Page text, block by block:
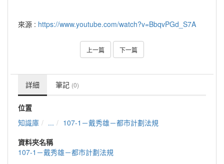
來源 : https://www.youtube.com/watch?v=BbqvPGd_S7A
上一篇 下一篇
詳細 筆記 (0)
位置
知識庫
...
107-1－戴秀雄－都市計劃法規
資料夾名稱
107-1－戴秀雄－都市計劃法規